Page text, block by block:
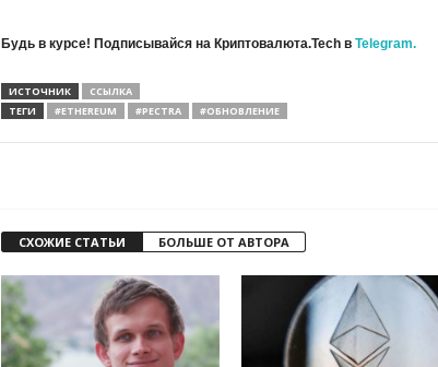
Будь в курсе! Подписывайся на Криптовалюта.Tech в Telegram.
ИСТОЧНИК
ССЫЛКА
ТЕГИ
#ETHEREUM #PECTRA #ОБНОВЛЕНИЕ
СХОЖИЕ СТАТЬИ БОЛЬШЕ ОТ АВТОРА